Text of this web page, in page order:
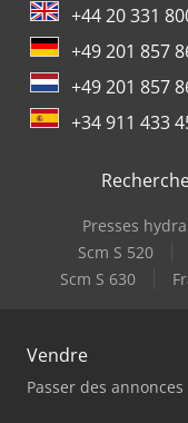
+44 20 331
+49 201 857
+49 201 857
+34 911 433
Presses
Scm S 520
Scm S 630
Vendre
Passer des annonces